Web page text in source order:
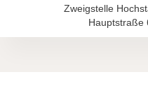
Zweigstelle
Hauptstraße